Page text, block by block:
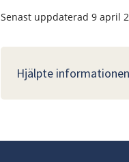
Senast uppdaterad 9 april
Hjälpte